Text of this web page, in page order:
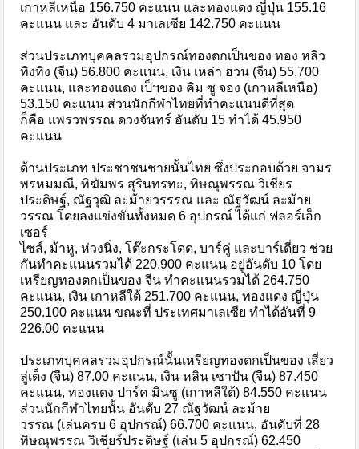
เกาหลีเหนือ 156.750 คะแนน และทองแดง ญี่ปุ่น 155.16
คะแนน และ อันดับ 4 มาเลเซีย 142.750 คะแนน
ส่วนประเภทบุคคลรวมอุปกรณ์ทองตกเป็นของ ทอง หลิว
ทิงทิง (จีน) 56.800 คะแนน, เงิน เหล่า ฮวน (จีน) 55.700
คะแนน, และทองแดง เป็ฯของ คิม ซู จอง (เกาหลีเหนือ)
53.150 คะแนน ส่วนนักกีฬาไทยที่ทำคะแนนดีที่สุด
ก็คือ แพรวพรรณ ดวงจันทร์ อันดับ 15 ทำได้ 45.950
คะแนน
ด้านประเภท ประชาชนชายนั้นไทย ซึ่งประกอบด้วย จามร
พรหมมณี, ทิฆัมพร สุรินทรทะ, ทิษณุพรรณ วิเชียร
ประดิษฐ์, ณัฐวุฒิ ละม้ายวรรรณ และ ณัฐวัฒน์ ละม้าย
วรรณ โดยลงแข่งขันทั้งหมด 6 อุปกรณ์ ได้แก่ ฟลอร์เอ็ก
เซอร์
ไซส์, ม้าหู, ห่วงนิ่ง, โต๊ะกระโดด, บาร์คู่ และบาร์เดี่ยว ช่วย
กันทำคะแนนรวมได้ 220.900 คะแนน อยู่อันดับ 10 โดย
เหรียญทองตกเป็นของ จีน ทำคะแนนรวมได้ 264.750
คะแนน, เงิน เกาหลีใต้ 251.700 คะแนน, ทองแดง ญี่ปุ่น
250.100 คะแนน ขณะที่ ประเทศมาเลเซีย ทำได้อันที่ 9
226.00 คะแนน
ประเภทบุคคลรวมอุปกรณ์นั้นเหรียญทองตกเป็นของ เสี่ยว
ลู่เต็ง (จีน) 87.00 คะแนน, เงิน หลิน เชาปัน (จีน) 87.450
คะแนน, ทองแดง ปาร์ค มินซู (เกาหลีใต้) 84.550 คะแนน
ส่วนนักกีฬาไทยนั้น อันดับ 27 ณัฐวัฒน์ ละม้าย
วรรณ (เล่นครบ 6 อุปกรณ์) 66.700 คะแนน, อันดับที่ 28
ทิษณุพรรณ วิเชียร์ประดิษฐ์ (เล่น 5 อุปกรณ์) 62.450